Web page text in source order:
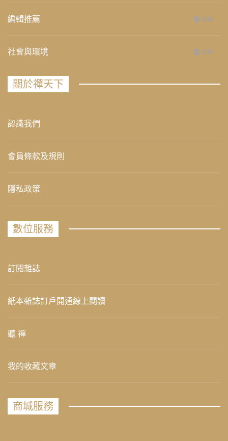
編輯推薦 236
社會與環境 235
關於禪天下
認識我們
會員條款及規則
隱私政策
數位服務
訂閱雜誌
紙本雜誌訂戶開通線上閱讀
聽 禪
我的收藏文章
商城服務